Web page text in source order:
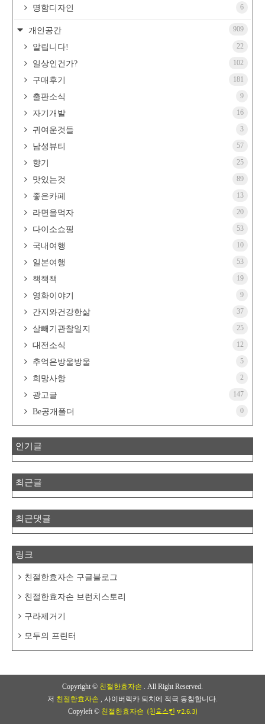
명함디자인 6
개인공간 909
알립니다! 22
일상인건가? 102
구매후기 181
출판소식 9
자기개발 16
귀여운것들 3
남성뷰티 57
향기 25
맛있는것 89
좋은카페 13
라면을먹자 20
다이소쇼핑 53
국내여행 10
일본여행 53
책책책 19
영화이야기 9
간지와건강한삶 37
살빼기관찰일지 25
대전소식 12
추억은방울방울 5
희망사항 2
광고글 147
Be공개폴더 0
인기글
최근글
최근댓글
링크
친절한효자손 구글블로그
친절한효자손 브런치스토리
구라제거기
모두의 프린터
Copyright © 친절한효자손 . All Right Reserved.
저 친절한효자손 , 사이버렉카 퇴치에 적극 동참합니다.
Copyleft © 친절한효자손 (친효스킨 v2.6.3)